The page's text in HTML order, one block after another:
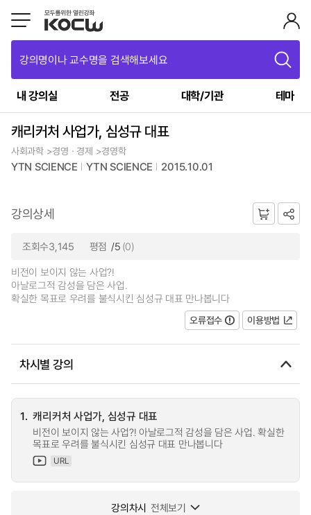
강의명이나 교수명을 검색해보세요
내 강의실 전공 대학/기관 테마
캐리커처 사업가, 심성규 대표
사회과학 >경영ㆍ경제 >경영학
YTN SCIENCE YTN SCIENCE 2015.10.01
강의상세
조회수3,145 평점 /5 (0)
비전이 보이지 않는 사업?!
아날로그적 감성을 담은 사업.
확실한 목표로 우려를 불식시킨 심성규 대표 만나봅니다
오류접수
이용방법
차시별 강의
1. 캐리커처 사업가, 심성규 대표
비전이 보이지 않는 사업?! 아날로그적 감성을 담은 사업. 확실한
목표로 우려를 불식시킨 심성규 대표 만나봅니다
URL
강의차시 전체보기